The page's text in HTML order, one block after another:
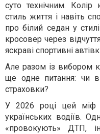
суто технічним.
стиль життя і навіть
про білий седан у
кросовер через
яскраві спортивні
Але разом із вибором
ще одне питання: чи
страховки?
У 2026 році цей
українських водіїв.
«провокують» ДТП,